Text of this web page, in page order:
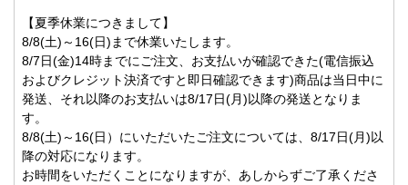
【夏季休業につきまして】
8/8(土)～16(日)まで休業いたします。
8/7日(金)14時までにご注文、お支払いが確認できた(電信振込
およびクレジット決済ですと即日確認できます)商品は当日中に
発送、それ以降のお支払いは8/17日(月)以降の発送となりま
す。
8/8(土)～16(日）にいただいたご注文については、8/17日(月)以
降の対応になります。
お時間をいただくことになりますが、あしからずご了承くださ